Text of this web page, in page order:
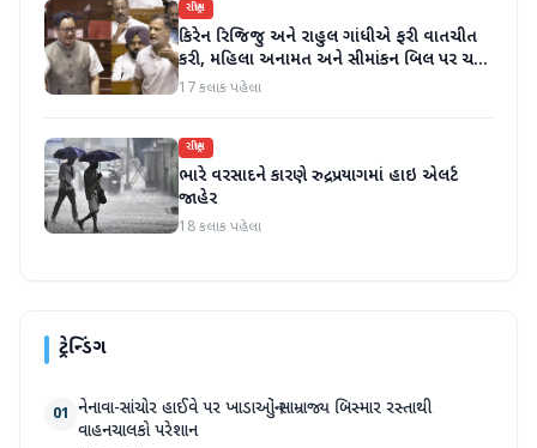
રાષ્ટ્રીય
કિરેન રિજિજુ અને રાહુલ ગાંધીએ ફરી વાતચીત
કરી, મહિલા અનામત અને સીમાંકન બિલ પર ચર્ચા
કરી
17 કલાક પહેલા
રાષ્ટ્રીય
ભારે વરસાદને કારણે રુદ્રપ્રયાગમાં હાઇ એલર્ટ
જાહેર
18 કલાક પહેલા
ટ્રેન્ડિંગ
01 નેનાવા-સાંચોર હાઈવે પર ખાડાઓનું સામ્રાજ્ય બિસ્માર રસ્તાથી
વાહનચાલકો પરેશાન